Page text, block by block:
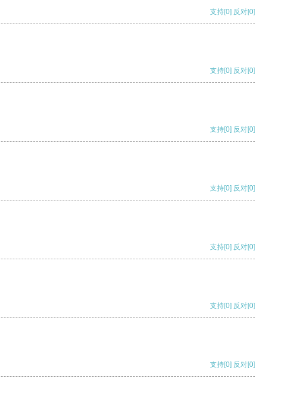
支持[0] 反对[0]
支持[0] 反对[0]
支持[0] 反对[0]
支持[0] 反对[0]
支持[0] 反对[0]
支持[0] 反对[0]
支持[0] 反对[0]